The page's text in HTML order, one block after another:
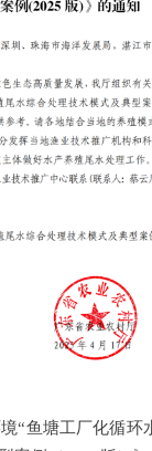
“鱼塘工厂化循